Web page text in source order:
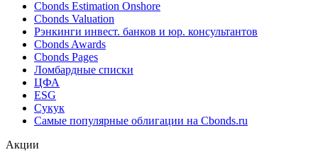
Cbonds Estimation Onshore
Cbonds Valuation
Рэнкинги инвест. банков и юр. консультантов
Cbonds Awards
Cbonds Pages
Ломбардные списки
ЦФА
ESG
Сукук
Самые популярные облигации на Cbonds.ru
Акции